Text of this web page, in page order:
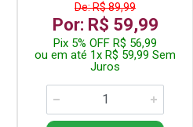
De: R$ 89,99
Por: R$ 59,99
Pix 5% OFF R$ 56,99
ou em até 1x R$ 59,99 Sem
Juros